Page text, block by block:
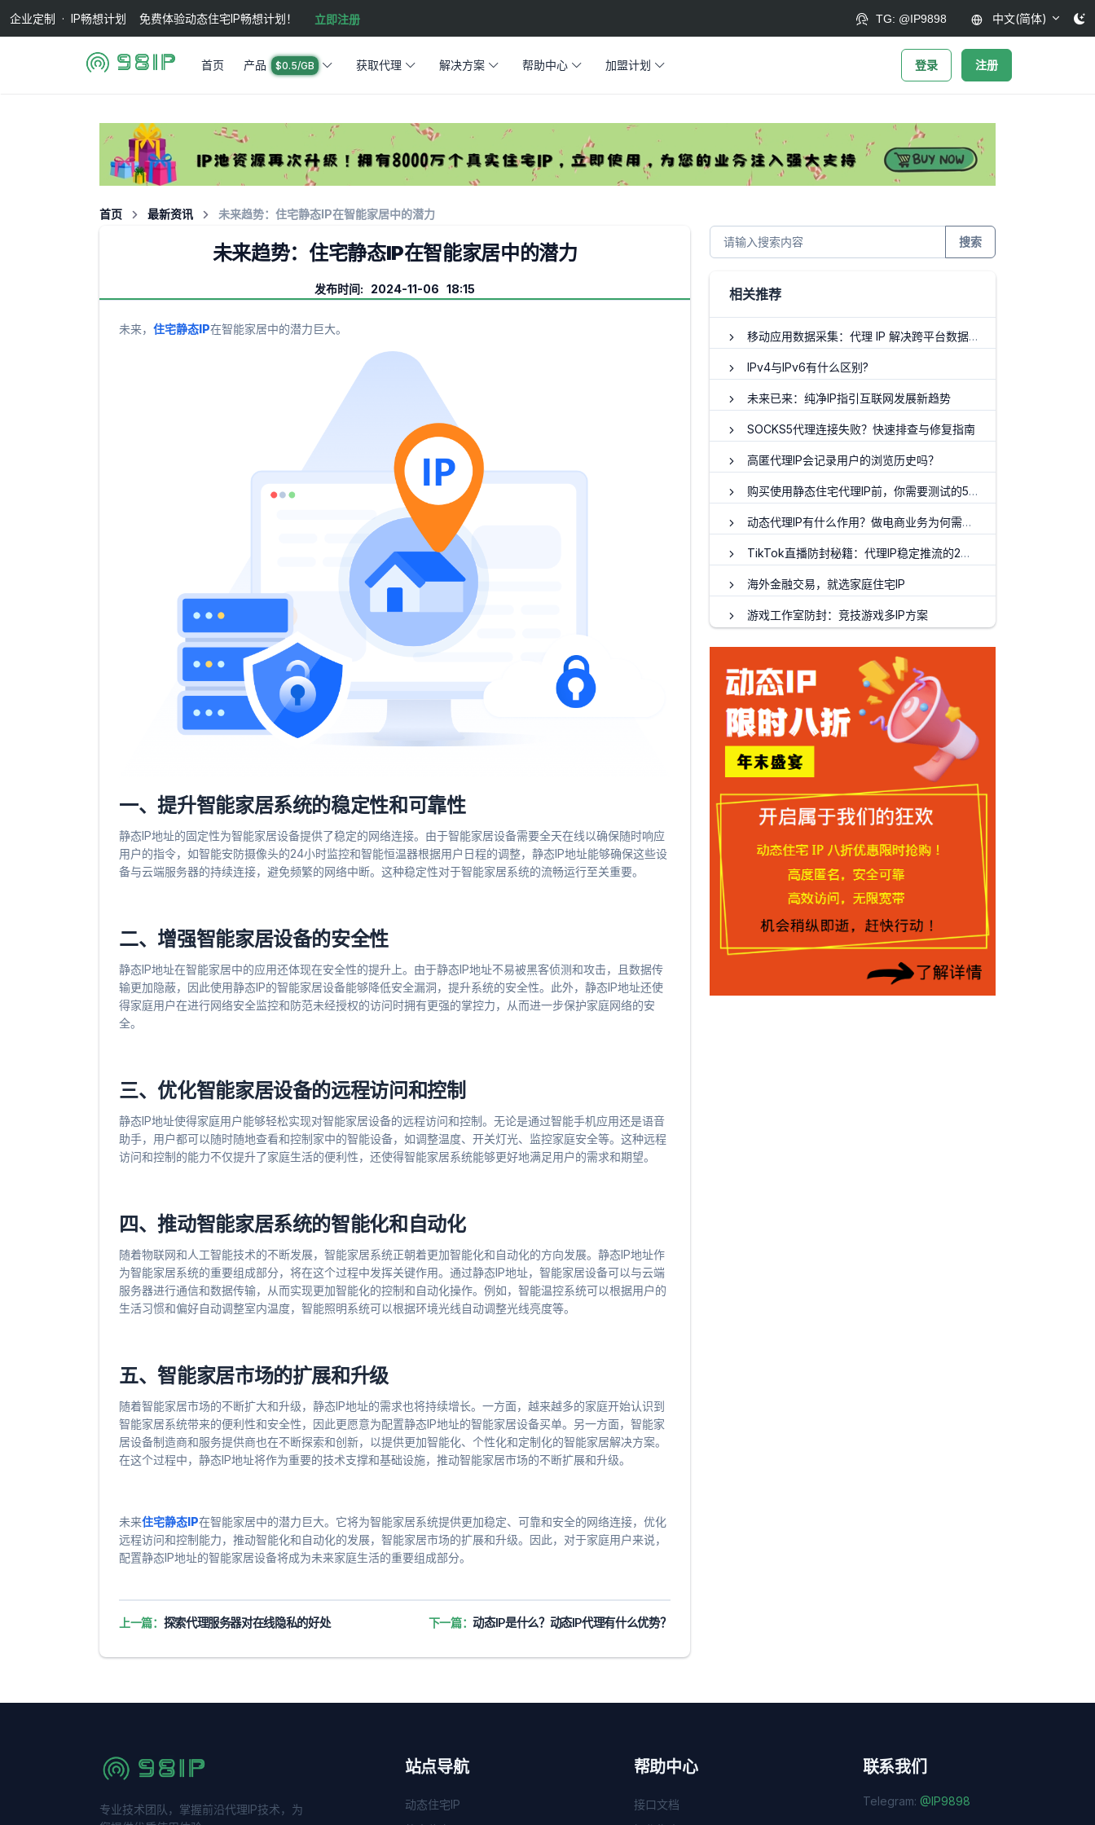
企业定制 · IP畅想计划 免费体验动态住宅IP畅想计划！ 立即注册 TG: @IP9898 中文(简体)
登录 注册
首页 产品 $0.5/GB 获取代理 解决方案 帮助中心 加盟计划
首页 最新资讯 未来趋势：住宅静态IP在智能家居中的潜力
未来趋势：住宅静态IP在智能家居中的潜力
发布时间: 2024-11-06 18:15
未来， 住宅静态IP在智能家居中的潜力巨大。
一、提升智能家居系统的稳定性和可靠性
静态IP地址的固定性为智能家居设备提供了稳定的网络连接。由于智能家居设备需要全天在线以确保随时响应
用户的指令，如智能安防摄像头的24小时监控和智能恒温器根据用户日程的调整，静态IP地址能够确保这些设
备与云端服务器的持续连接，避免频繁的网络中断。这种稳定性对于智能家居系统的流畅运行至关重要。
二、增强智能家居设备的安全性
静态IP地址在智能家居中的应用还体现在安全性的提升上。由于静态IP地址不易被黑客侦测和攻击，且数据传
输更加隐蔽，因此使用静态IP的智能家居设备能够降低安全漏洞，提升系统的安全性。此外，静态IP地址还使
得家庭用户在进行网络安全监控和防范未经授权的访问时拥有更强的掌控力，从而进一步保护家庭网络的安
全。
三、优化智能家居设备的远程访问和控制
静态IP地址使得家庭用户能够轻松实现对智能家居设备的远程访问和控制。无论是通过智能手机应用还是语音
助手，用户都可以随时随地查看和控制家中的智能设备，如调整温度、开关灯光、监控家庭安全等。这种远程
访问和控制的能力不仅提升了家庭生活的便利性，还使得智能家居系统能够更好地满足用户的需求和期望。
四、推动智能家居系统的智能化和自动化
随着物联网和人工智能技术的不断发展，智能家居系统正朝着更加智能化和自动化的方向发展。静态IP地址作
为智能家居系统的重要组成部分，将在这个过程中发挥关键作用。通过静态IP地址，智能家居设备可以与云端
服务器进行通信和数据传输，从而实现更加智能化的控制和自动化操作。例如，智能温控系统可以根据用户的
生活习惯和偏好自动调整室内温度，智能照明系统可以根据环境光线自动调整光线亮度等。
五、智能家居市场的扩展和升级
随着智能家居市场的不断扩大和升级，静态IP地址的需求也将持续增长。一方面，越来越多的家庭开始认识到
智能家居系统带来的便利性和安全性，因此更愿意为配置静态IP地址的智能家居设备买单。另一方面，智能家
居设备制造商和服务提供商也在不断探索和创新，以提供更加智能化、个性化和定制化的智能家居解决方案。
在这个过程中，静态IP地址将作为重要的技术支撑和基础设施，推动智能家居市场的不断扩展和升级。
未来住宅静态IP在智能家居中的潜力巨大。它将为智能家居系统提供更加稳定、可靠和安全的网络连接，优化
远程访问和控制能力，推动智能化和自动化的发展，智能家居市场的扩展和升级。因此，对于家庭用户来说，
配置静态IP地址的智能家居设备将成为未来家庭生活的重要组成部分。
上一篇： 探索代理服务器对在线隐私的好处 下一篇：动态IP是什么？动态IP代理有什么优势？
搜索
相关推荐
移动应用数据采集：代理 IP 解决跨平台数据收集难题
IPv4与IPv6有什么区别?
未来已来：纯净IP指引互联网发展新趋势
SOCKS5代理连接失败？快速排查与修复指南
高匿代理IP会记录用户的浏览历史吗？
购买使用静态住宅代理IP前，你需要测试的5件事
动态代理IP有什么作用？做电商业务为何需要使用代理IP？
TikTok直播防封秘籍：代理IP稳定推流的2个黄金参数
海外金融交易，就选家庭住宅IP
游戏工作室防封：竞技游戏多IP方案
专业技术团队，掌握前沿代理IP技术，为
站点导航
动态住宅IP
帮助中心
接口文档
联系我们
Telegram: @IP9898